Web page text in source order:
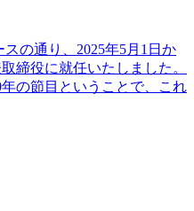
の通り、2025年5月1日か
締役に就任いたしました。
の節目ということで、これ